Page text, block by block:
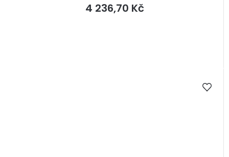
4 236,70 Kč